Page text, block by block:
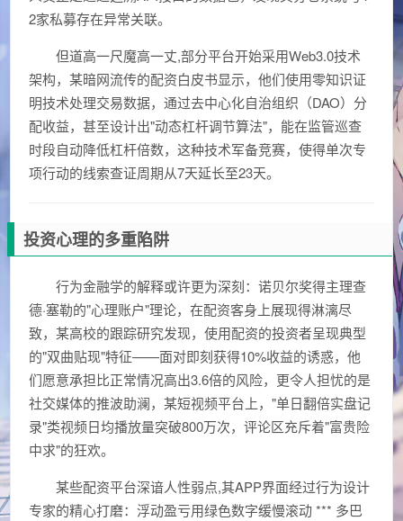
2家私募存在异常关联。
但道高一尺魔高一丈,部分平台开始采用Web3.0技术
架构，某暗网流传的配资白皮书显示，他们使用零知识证
明技术处理交易数据，通过去中心化自治组织（DAO）分
配收益，甚至设计出"动态杠杆调节算法"，能在监管巡查
时段自动降低杠杆倍数，这种技术军备竞赛，使得单次专
项行动的线索查证周期从7天延长至23天。
投资心理的多重陷阱
行为金融学的解释或许更为深刻：诺贝尔奖得主理查
德·塞勒的"心理账户"理论，在配资客身上展现得淋漓尽
致，某高校的跟踪研究发现，使用配资的投资者呈现典型
的"双曲贴现"特征——面对即刻获得10%收益的诱惑，他
们愿意承担比正常情况高出3.6倍的风险，更令人担忧的是
社交媒体的推波助澜，某短视频平台上，"单日翻倍实盘记
录"类视频日均播放量突破800万次，评论区充斥着"富贵险
中求"的狂欢。
某些配资平台深谙人性弱点,其APP界面经过行为设计
专家的精心打磨：浮动盈亏用绿色数字缓慢滚动 *** 多巴